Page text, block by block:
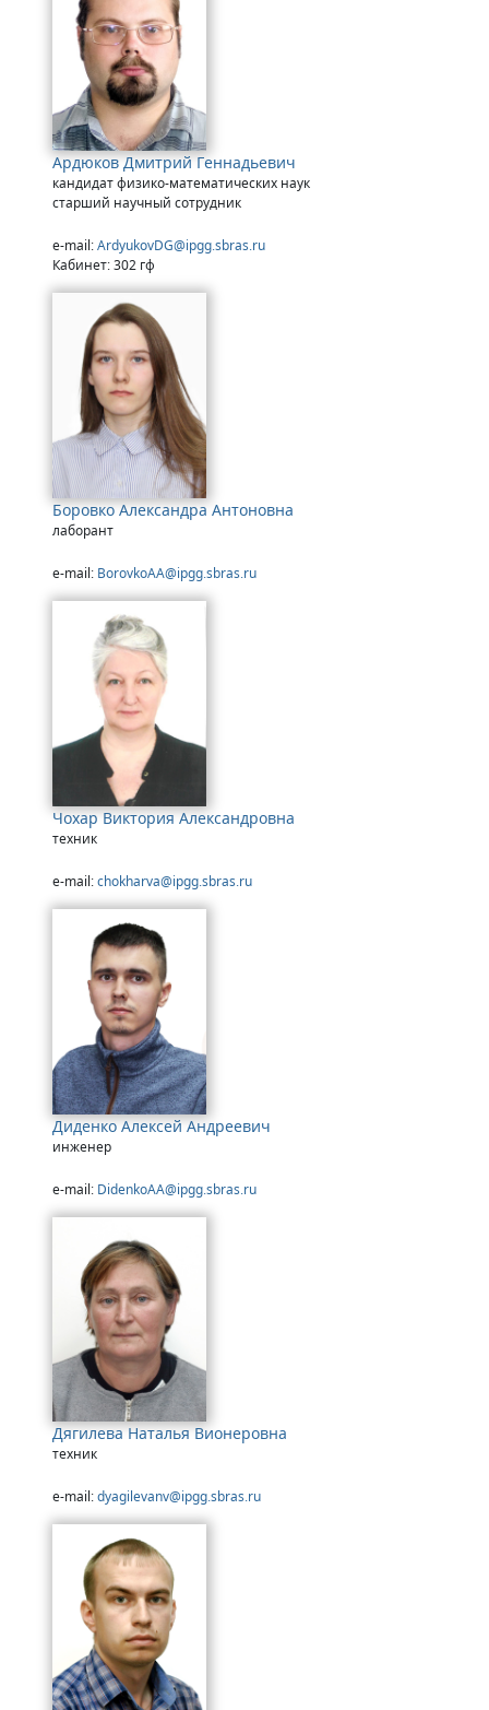
Ардюков Дмитрий Геннадьевич
кандидат физико-математических наук
старший научный сотрудник
e-mail:ArdyukovDG@ipgg.sbras.ru
Кабинет: 302 гф
Боровко Александра Антоновна
лаборант
e-mail: BorovkoAA@ipgg.sbras.ru
Чохар Виктория Александровна
техник
e-mail:chokharva@ipgg.sbras.ru
Диденко Алексей Андреевич
инженер
e-mail: DidenkoAA@ipgg.sbras.ru
Дягилева Наталья Вионеровна
техник
e-mail:dyagilevanv@ipgg.sbras.ru